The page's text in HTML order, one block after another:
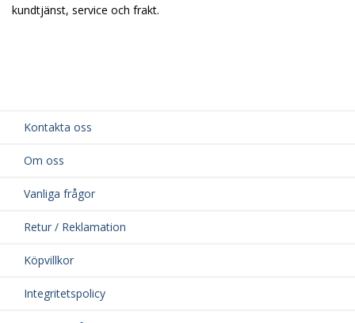
kundtjänst, service och frakt.
Kontakta oss
Om oss
Vanliga frågor
Retur / Reklamation
Köpvillkor
Integritetspolicy